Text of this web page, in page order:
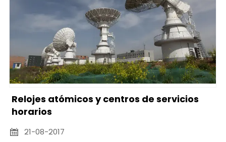
Relojes atómicos y centros de servicios
horarios
 21-08-2017